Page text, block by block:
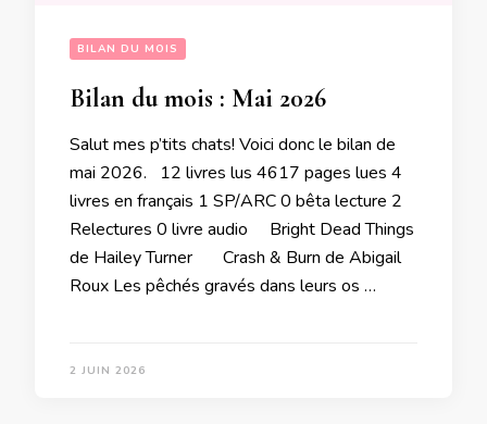
BILAN DU MOIS
Bilan du mois : Mai 2026
Salut mes p’tits chats! Voici donc le bilan de
mai 2026. 12 livres lus 4617 pages lues 4
livres en français 1 SP/ARC 0 bêta lecture 2
Relectures 0 livre audio Bright Dead Things
de Hailey Turner Crash & Burn de Abigail
Roux Les pêchés gravés dans leurs os …
2 JUIN 2026